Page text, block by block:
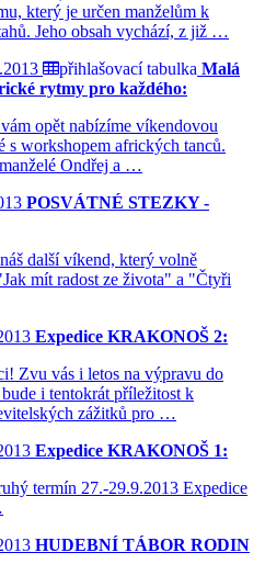
který je určen manželům k
Jeho obsah vychází, z již …
přihlašovací tabulka Malá
rytmy pro každého:
opět nabízíme víkendovou
s workshopem afrických tanců.
Ondřej a …
POSVÁTNÉ STEZKY -
další víkend, který volně
mít radost ze života" a "Čtyři
Expedice KRAKONOŠ 2:
Zvu vás i letos na výpravu do
i tentokrát příležitost k
zážitků pro …
Expedice KRAKONOŠ 1:
termín 27.-29.9.2013 Expedice
HUDEBNÍ TÁBOR RODIN